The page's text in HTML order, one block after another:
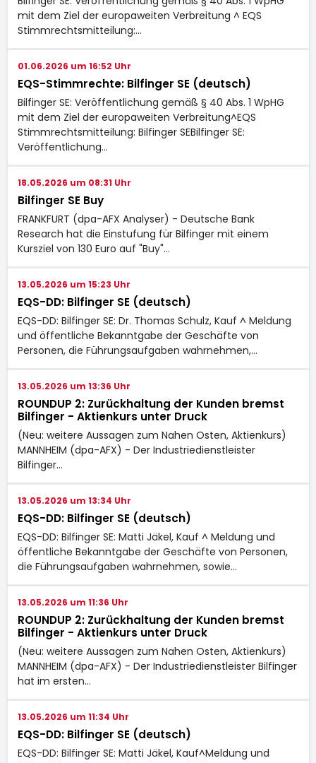
mit dem Ziel der europaweiten Verbreitung ^ EQS
Stimmrechtsmitteilung:…
01.06.2026 um 16:52 Uhr
EQS-Stimmrechte: Bilfinger SE (deutsch)
Bilfinger SE: Veröffentlichung gemäß § 40 Abs. 1 WpHG
mit dem Ziel der europaweiten Verbreitung^EQS
Stimmrechtsmitteilung: Bilfinger SEBilfinger SE:
Veröffentlichung…
18.05.2026 um 08:31 Uhr
Bilfinger SE Buy
FRANKFURT (dpa-AFX Analyser) - Deutsche Bank
Research hat die Einstufung für Bilfinger mit einem
Kursziel von 130 Euro auf "Buy"…
13.05.2026 um 15:23 Uhr
EQS-DD: Bilfinger SE (deutsch)
EQS-DD: Bilfinger SE: Dr. Thomas Schulz, Kauf ^ Meldung
und öffentliche Bekanntgabe der Geschäfte von
Personen, die Führungsaufgaben wahrnehmen,…
13.05.2026 um 13:36 Uhr
ROUNDUP 2: Zurückhaltung der Kunden bremst
Bilfinger - Aktienkurs unter Druck
(Neu: weitere Aussagen zum Nahen Osten, Aktienkurs)
MANNHEIM (dpa-AFX) - Der Industriedienstleister
Bilfinger…
13.05.2026 um 13:34 Uhr
EQS-DD: Bilfinger SE (deutsch)
EQS-DD: Bilfinger SE: Matti Jäkel, Kauf ^ Meldung und
öffentliche Bekanntgabe der Geschäfte von Personen,
die Führungsaufgaben wahrnehmen, sowie…
13.05.2026 um 11:36 Uhr
ROUNDUP 2: Zurückhaltung der Kunden bremst
Bilfinger - Aktienkurs unter Druck
(Neu: weitere Aussagen zum Nahen Osten, Aktienkurs)
MANNHEIM (dpa-AFX) - Der Industriedienstleister Bilfinger
hat im ersten…
13.05.2026 um 11:34 Uhr
EQS-DD: Bilfinger SE (deutsch)
EQS-DD: Bilfinger SE: Matti Jäkel, Kauf^Meldung und